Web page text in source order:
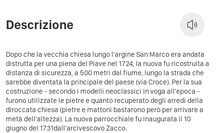
Descrizione
Dopo che la vecchia chiesa lungo l'argine San Marco era andata
distrutta per una piena del Piave nel 1724, la nuova fu ricostruita a
distanza di sicurezza, a 500 metri dal fiume, lungo la strada che
sarebbe diventata la principale del paese (via Croce). Per la sua
costruzione - secondo i modelli neoclassici in voga all'epoca -
furono utilizzate le pietre e quanto recuperato degli arredi della
diroccata chiesa (pietre e mattoni bastarono però per arrivare a
metà dell'altezza). La nuova parrocchiale fu inaugurata il 10
giugno del 1731dall'arcivescovo Zacco.